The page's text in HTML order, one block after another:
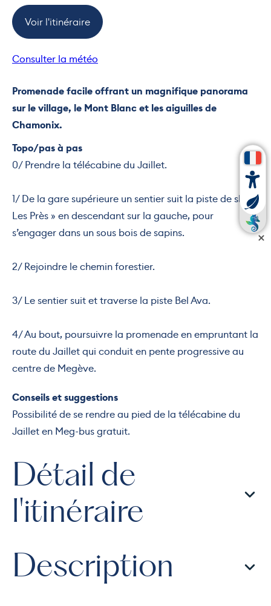
Promenade facile offrant un magnifique panorama
sur le village, le Mont Blanc et les aiguilles de
Chamonix.
Topo/pas à pas
0/ Prendre la télécabine du Jaillet.
1/ De la gare supérieure un sentier suit la piste de ski »
Les Près » en descendant sur la gauche, pour
s’engager dans un sous bois de sapins.
2/ Rejoindre le chemin forestier.
3/ Le sentier suit et traverse la piste Bel Ava.
4/ Au bout, poursuivre la promenade en empruntant la
route du Jaillet qui conduit en pente progressive au
centre de Megève.
Conseils et suggestions
Possibilité de se rendre au pied de la télécabine du
Jaillet en Meg-bus gratuit.
Détail de
l'itinéraire
Description
Voir l'itinéraire
Consulter la météo